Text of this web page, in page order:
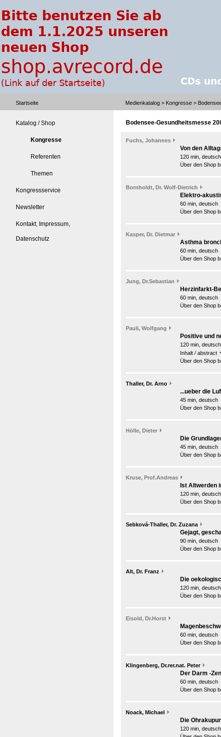
Startseite Medienkatalog > Kongresse >
Katalog / Shop
Kongresse
Referenten
Themen
Kongressservice
Newsletter
Kontakt, Impressum,
Datenschutz
Bodensee-Gesundheitsmesse
Fuchs, Johannes
Von den
120 min, deutsch
Über den Shop
Bornholdt, Dr. Wolf-Dietrich
Elektro-
60 min, deutsch
Über den Shop
Kasper, Dr. Dietmar
Asthma
60 min, deutsch
Über den Shop
Jung, Dr.Sebastian
Herzinfarkt-
60 min, deutsch
Über den Shop
Pauli, Wolfgang
Positive und
120 min, deutsch
Inhalt / abstract
Über den Shop
Thaller, Dr. Arno
...ueber die
45 min, deutsch
Über den Shop
Hölle, Dieter
Die
45 min, deutsch
Über den Shop
Kruse, Prof.Andreas
Ist Altwerden
120 min, deutsch
Über den Shop
Sebková-Thaller, Dr. Zuzana
Gejagt,
90 min, deutsch
Über den Shop
Alt, Dr. Franz
Die
120 min, deutsch
Über den Shop
Eisold, Dr.Horst
60 min, deutsch
Über den Shop
Klingenberg, Dr.rer.nat. Peter
Der Darm -
60 min, deutsch
Über den Shop
Noack, Michael
Die
120 min, deutsch